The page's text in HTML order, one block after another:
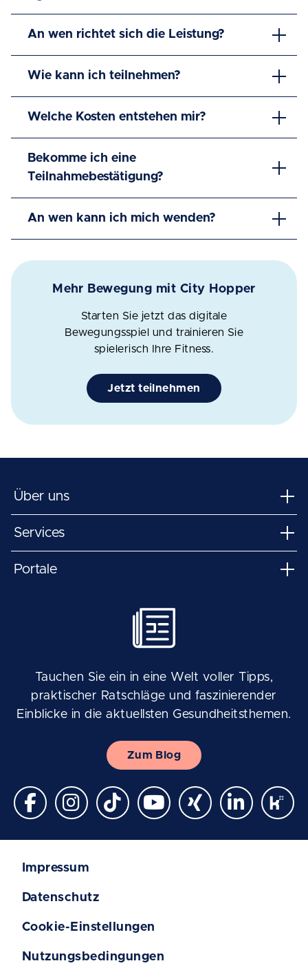
An wen richtet sich die Leistung?
Wie kann ich teilnehmen?
Welche Kosten entstehen mir?
Bekomme ich eine
Teilnahmebestätigung?
An wen kann ich mich wenden?
Mehr Bewegung mit City Hopper
Starten Sie jetzt das digitale
Bewegungsspiel und trainieren Sie
spielerisch Ihre Fitness.
Jetzt teilnehmen
Über uns
Services
Portale
Tauchen Sie ein in eine Welt voller Tipps,
praktischer Ratschläge und faszinierender
Einblicke in die aktuellsten Gesundheitsthemen.
Zum Blog
Impressum
Datenschutz
Cookie-Einstellungen
Nutzungsbedingungen